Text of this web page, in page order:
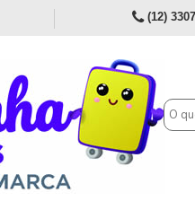
(12)